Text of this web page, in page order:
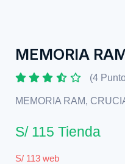
MEMORIA
(4
MEMORIA RAM,
S/ 115 Tienda
S/ 113 web